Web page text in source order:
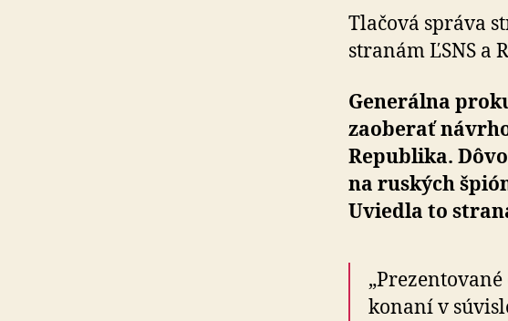
Tlačová správa
stranám ĽSNS a
Generálna
zaoberať
Republika.
na ruských
Uviedla to
konaní v